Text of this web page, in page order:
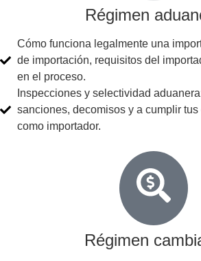
Régimen
Cómo funciona legalmente una
de importación, requisitos del
en el proceso.
Inspecciones y selectividad
sanciones, decomisos y a cumplir
como importador.
Régimen